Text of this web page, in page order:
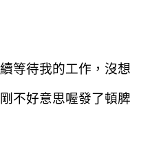
等待我的工作，沒想
不好意思喔發了頓脾